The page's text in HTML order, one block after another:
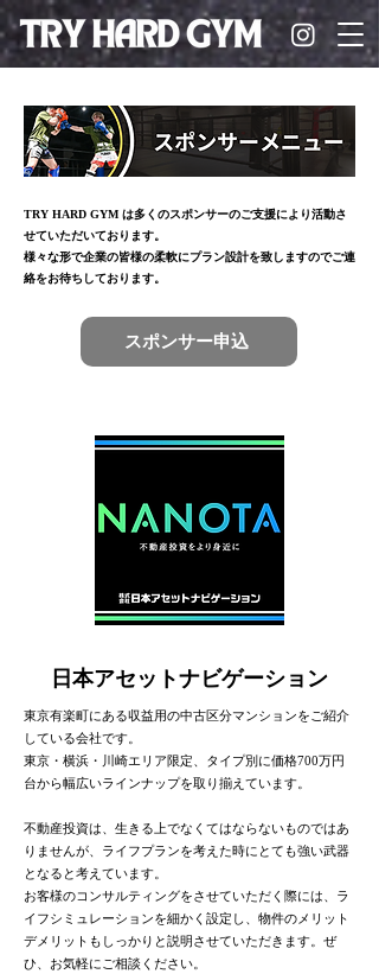
TRY HARD GYM は多くのスポンサーのご支援により活動さ
せていただいております。
様々な形で企業の皆様の柔軟にプラン設計を致しますのでご連
絡をお待ちしております。
スポンサー申込
日本アセットナビゲーション
東京有楽町にある収益用の中古区分マンションをご紹介
している会社です。
東京・横浜・川崎エリア限定、タイプ別に価格700万円
台から幅広いラインナップを取り揃えています。
不動産投資は、生きる上でなくてはならないものではあ
りませんが、ライフプランを考えた時にとても強い武器
となると考えています。
お客様のコンサルティングをさせていただく際には、ラ
イフシミュレーションを細かく設定し、物件のメリット
デメリットもしっかりと説明させていただきます。ぜ
ひ、お気軽にご相談ください。